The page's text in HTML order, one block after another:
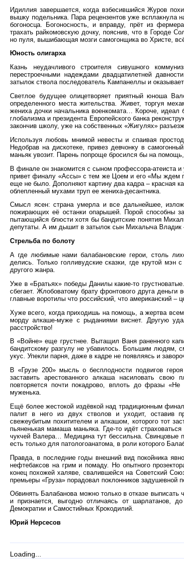
Идиллия завершается, когда взбесившийся Журов
вышку подельника. Пара рецензентов уже всплакнула
богоносца. Богоносность, и вправду, прёт из
трахать райкомовскую дочку, пояснив, что в Городе
но пуля, вышибающая мозги самогонщика во Христе,
Юность олигарха
Казнь неудачливого строителя сивушного
перестроечными надеждами двадцатилетней
затылок ствола последователь Кампанеллы и
Светлое будущее олицетворяет приятный юноша
определенного места жительства. Живет, торгуя
жениха дочки начальника военкомата… Короче, идеал
глобализма и президента Европейского банка
закончив школу, уже на собственных «Жигулях»
Используя любовь мнимой невесты и спаивая
Недобрав на дискотеке, привез девчонку в
маньяк увозит. Парень попроще бросился бы на
В финале он знакомится с сыном профессора-атеиста
привет финалу «Ассы» с тем же Цоем и его «Мы ждем
еще не было. Дополняют картину два кадра – красная
облепленный мухами труп ее жениха-десантника.
Смысл ясен: страна умерла и все дальнейшее,
пожирающих её останки опарышей. Порой способны
пытающийся блюсти хотя бы бандитские понятия
депутаты. А им дышит в затылок сын Михалыча Владик
Стрельба по болоту
А где любимые нами балабановские герои, столь
делись. Только голливудские сказки, где крутой
другого жанра.
Уже в «Братьях» победы Данилы какие-то
сбегает. Жлобоватому брату фронтового друга
главные воротилы что российский, что американский –
Хуже всего, когда приходишь на помощь, а жертва
морду алкаше-муже с рыданиями виснет. Другую
расстройство!
В «Войне» еще грустнее. Вытащил Ваня раненного
бандитскому разгулу не убавилось. Большим людям,
укус. Упекли парня, даже в кадре не появляясь и
В «Грузе 200» мысль о бесплодности подвигов
заставить арестованного алкаша насиловать
повторяется почти покадрово, вплоть до фразы
муженька.
Ещё более жестокой издёвкой над традиционным
палит в него из двух стволов и уходит, оставив
свежеубитым похитителем и алкашом, которого тот
пьяненькая мамаша маньяка. Где-то идёт
чукчей Валера… Медицина тут бессильна.
есть только для патологоанатома, в роли которого
Правда, в последние годы внешний вид покойника
нефтебаксов на грим и помаду. Но опытного
конец похожей халяве, свалившейся на Советский
премьеры «Груза» порадовал поклонников задушевной
Обвинять Балабанова можно только в отказе выписать
и признается, выгодно отличаясь от шарлатанов,
Демократии и Самостийных Крокодилий.
Юрий Нерсесов
Loading...